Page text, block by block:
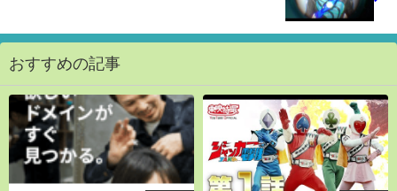
おすすめの記事